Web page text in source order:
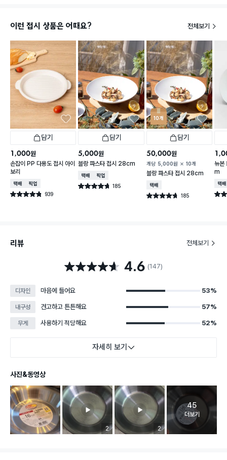
이런 접시 상품은 어때요? 전체보기
담기
1,000원
손잡이 PP 다용도 접시 아이
보리
택배배송매장픽업
별점 4.8점 939
건 작성
담기
5,000원
블랑 파스타 접시 28cm
택배배송매장픽업
별점 4.7점 185
건 작성
10개
담기
50,000원
개당 5,000원 10개
블랑 파스타 접시 28cm
택배배송
별점 4.7점 185
건 작성
뉴본
m
택배
별점
리뷰 전체보기
별점 4.6점 4.6 (147)
디자인 마음에 들어요 53%
내구성 견고하고 튼튼해요 57%
무게 사용하기 적당해요 52%
자세히 보기
사진&동영상
리뷰 이미지 등록 개수
2 리뷰 이미지 등록 개수
2
고객 리뷰
45
더보기